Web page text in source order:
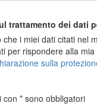
trattamento dei dati
che i miei dati citati nel
per rispondere alla mia
sulla
con * sono obbligatori